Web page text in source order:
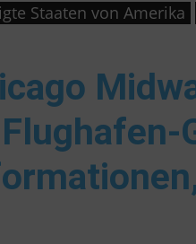
Staaten von Amerika